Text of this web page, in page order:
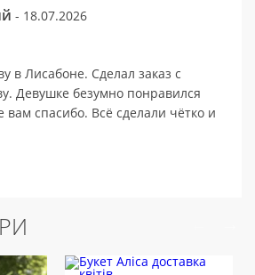
- 18.07.2026
в Лисабоне. Сделал заказ с
Девушке безумно понравился
спасибо. Всё сделали чётко и